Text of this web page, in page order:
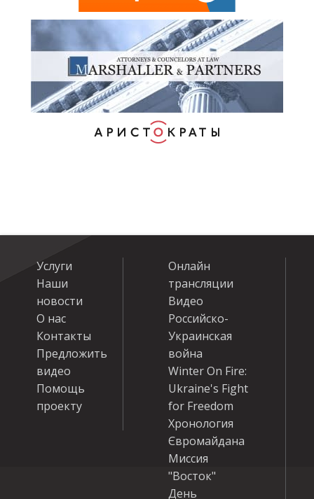
Услуги
Наши
новости
О нас
Контакты
Предложить
видео
Помощь
проекту
Онлайн
трансляции
Видео
Российско-
Украинская
война
Winter On Fire:
Ukraine's Fight
for Freedom
Хронология
Євромайдана
Миссия
"Восток"
День